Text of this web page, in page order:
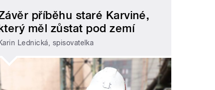
příběhu staré Karviné,
měl zůstat pod zemí
Lednická, spisovatelka